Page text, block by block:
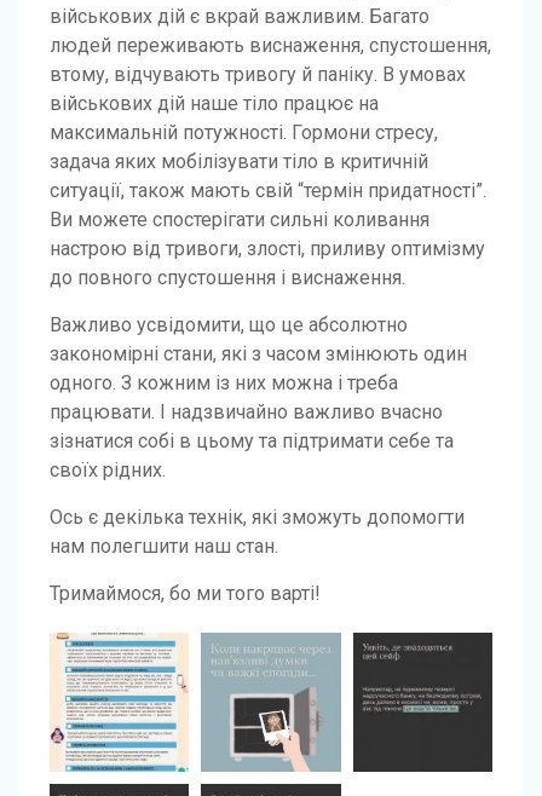
військових дій є вкрай важливим. Багато
людей переживають виснаження, спустошення,
втому, відчувають тривогу й паніку. В умовах
військових дій наше тіло працює на
максимальній потужності. Гормони стресу,
задача яких мобілізувати тіло в критичній
ситуації, також мають свій “термін придатності”.
Ви можете спостерігати сильні коливання
настрою від тривоги, злості, приливу оптимізму
до повного спустошення і виснаження.
Важливо усвідомити, що це абсолютно
закономірні стани, які з часом змінюють один
одного. З кожним із них можна і треба
працювати. І надзвичайно важливо вчасно
зізнатися собі в цьому та підтримати себе та
своїх рідних.
Ось є декілька технік, які зможуть допомогти
нам полегшити наш стан.
Тримаймося, бо ми того варті!